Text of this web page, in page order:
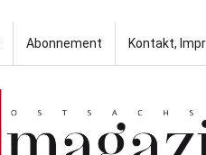
Abonnement Kontakt,